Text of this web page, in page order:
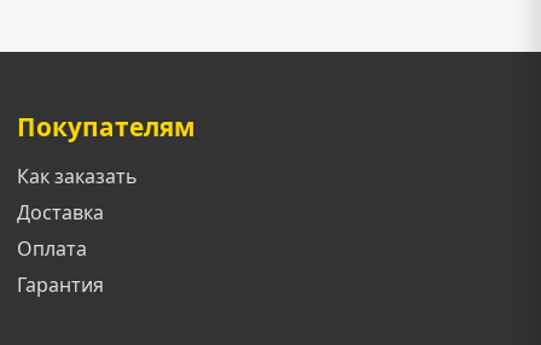
Покупателям
Как заказать
Доставка
Оплата
Гарантия